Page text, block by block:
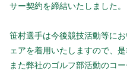
サー契約を締結いたしました。
笹村選手は今後競技活動等に
ェアを着用いたしますので、是
また弊社のゴルフ部活動のコ